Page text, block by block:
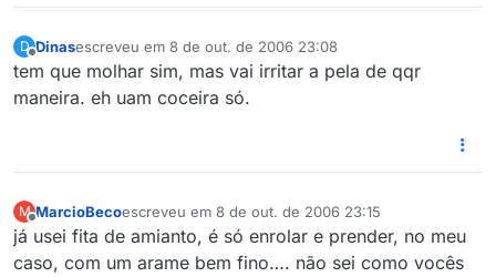
D Dinasescreveu em 8 de out. de 2006 23:08
última edição por
tem que molhar sim, mas vai irritar a pela de qqr
maneira. eh uam coceira só.
M
Offline
MarcioBecoescreveu em 8 de out. de 2006 23:15
última edição por
já usei fita de amianto, é só enrolar e prender, no meu
caso, com um arame bem fino…. não sei como vocês